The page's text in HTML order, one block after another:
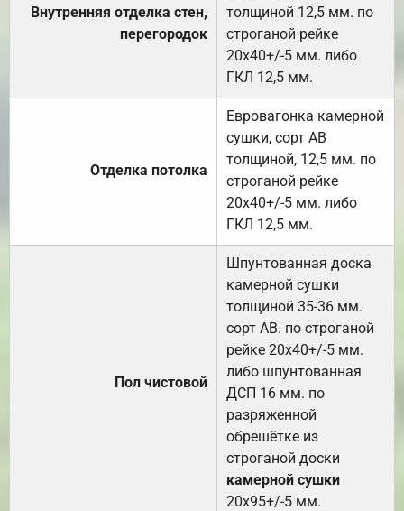
Внутренняя отделка стен,
перегородок
толщиной 12,5 мм. по
строганой рейке
20х40+/-5 мм. либо
ГКЛ 12,5 мм.
Отделка потолка
Евровагонка камерной
сушки, сорт АВ
толщиной, 12,5 мм. по
строганой рейке
20х40+/-5 мм. либо
ГКЛ 12,5 мм.
Пол чистовой
Шпунтованная доска
камерной сушки
толщиной 35-36 мм.
сорт АВ. по строганой
рейке 20х40+/-5 мм.
либо шпунтованная
ДСП 16 мм. по
разряженной
обрешётке из
строганой доски
камерной сушки
20х95+/-5 мм.